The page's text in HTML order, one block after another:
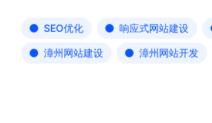
SEO优化 响应式网站建设
漳州网站建设 漳州网站开发